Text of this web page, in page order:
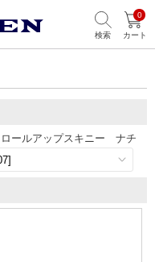
検索
0
カート
ールアップスキニー ナチ